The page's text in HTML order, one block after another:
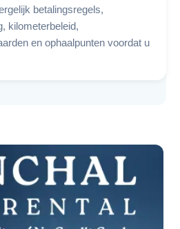
betalingsregels,
kilometerbeleid,
en ophaalpunten voordat u